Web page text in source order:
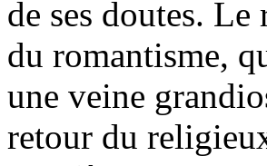
de ses doutes.
du romantisme,
une veine
retour du